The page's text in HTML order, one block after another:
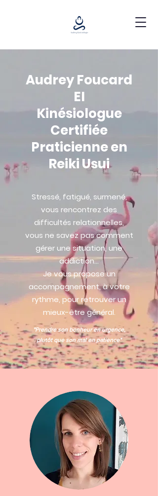
Audrey Foucard
EI
Kinésiologue
Certifiée
Praticienne en
Reiki Usui
Stressé, fatigué, surmené,
vous rencontrez des
difficultés relationnelles,
vous ne savez pas comment
gérer une situation, une
addiction…
Je vous propose un
accompagnement, à votre
rythme, pour retrouver un
mieux-être général.
"Prendre son bonheur en urgence,
plutôt que son mal en patience"